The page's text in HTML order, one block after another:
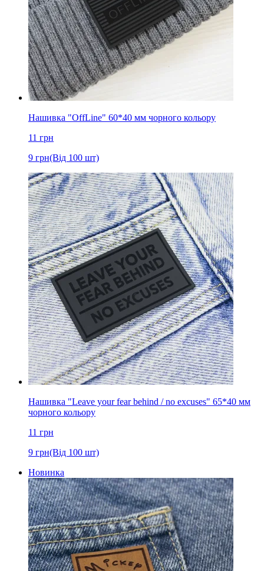
Нашивка "OffLine" 60*40 мм чорного кольору
11 грн
9 грн(Від 100 шт)
Нашивка "Leave your fear behind / no excuses" 65*40 мм
чорного кольору
11 грн
9 грн(Від 100 шт)
Новинка